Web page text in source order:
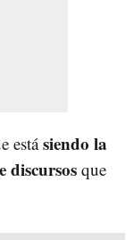
estásiendo la
discursos que